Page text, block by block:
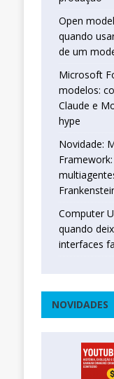
Open
quando
de um
Microsoft
modelos:
Claude e
hype
Novidade:
Computer
quando
interfaces
NOVIDADES